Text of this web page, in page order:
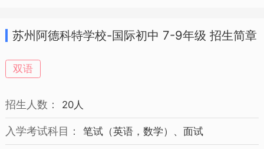
苏州阿德科特学校-国际初中 7-9年级 招生简章
双语
招生人数： 20人
入学考试科目： 笔试（英语，数学）、面试